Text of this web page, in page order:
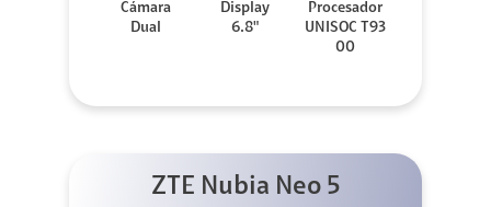
Cámara
Dual
Display
6.8"
Procesador
UNISOC T93
00
ZTE Nubia Neo 5